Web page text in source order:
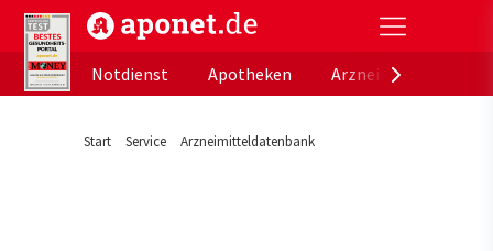
aponet.de - Das offizielle Gesundheitsportal der
Notdienst
Apotheken
Start Service Arzneimitteldatenbank